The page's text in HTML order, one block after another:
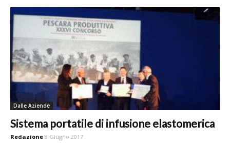
Dalle Aziende
Sistema portatile di infusione elastomerica
Redazione 8 Giugno 2017